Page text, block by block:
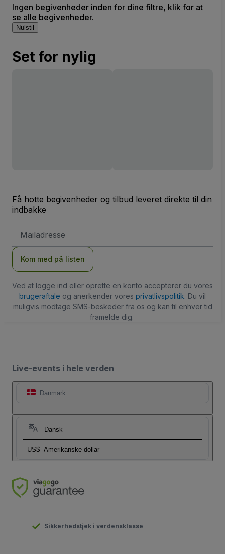
Ingen begivenheder inden for dine filtre, klik for at
se alle begivenheder.
Nulstil
Set for nylig
Få hotte begivenheder og tilbud leveret direkte til din
indbakke
adresse
Kom med på listen
Ved at logge ind eller oprette en konto accepterer du vores
brugeraftale og anerkender vores privatlivspolitik. Du vil
muligvis modtage SMS-beskeder fra os og kan til enhver tid
framelde dig.
Live-events i hele verden
Danmark
Dansk
US$ Amerikanske dollar
Sikkerhedstjek i verdensklasse